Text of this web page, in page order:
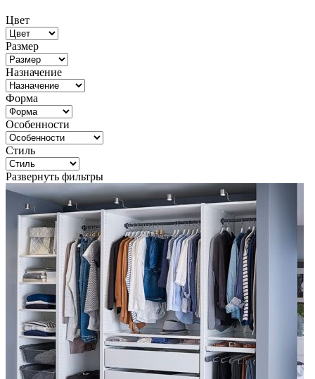
Цвет
Размер
Назначение
Форма
Особенности
Стиль
Развернуть фильтры